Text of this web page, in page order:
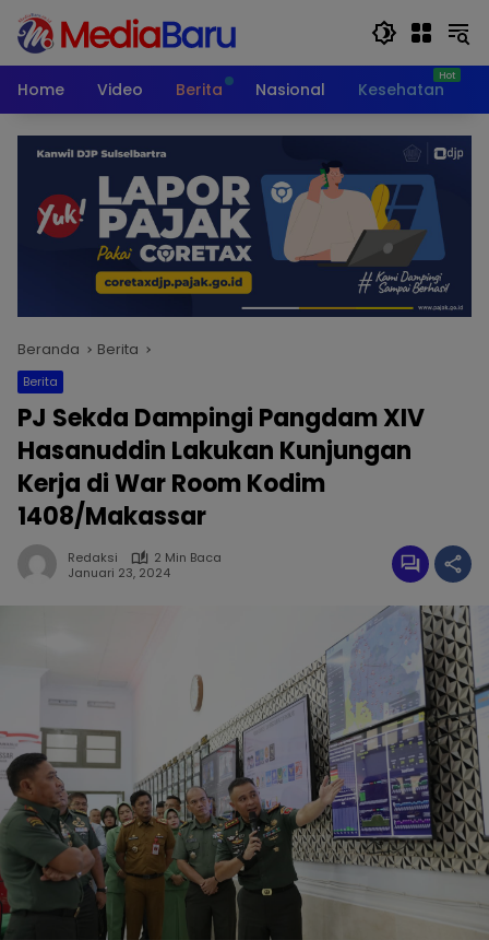
Langsung
konten
Home
Video Berita Nasional Kesehatan
Beranda Berita
Berita
PJ Sekda Dampingi Pangdam XIV
Hasanuddin Lakukan Kunjungan
Kerja di War Room Kodim
1408/Makassar
Redaksi
2 Min Baca
Januari 23, 2024